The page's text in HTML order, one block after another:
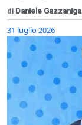
di Daniele Gazzaniga
31 luglio 2026